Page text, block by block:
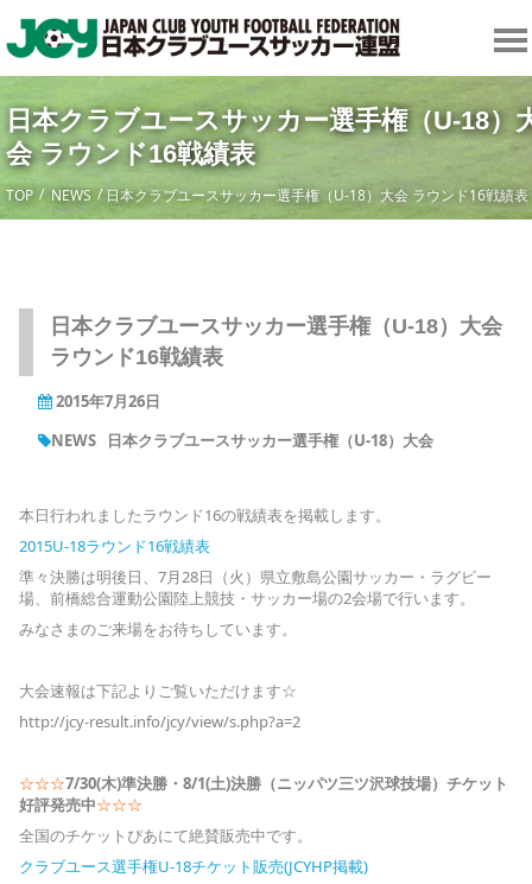
日本クラブユースサッカー選手権（U-18）
会 ラウンド16戦績表
TOP NEWS 日本クラブユースサッカー選手権（U-18）大会 ラウンド16戦績表
日本クラブユースサッカー選手権（U-18）大会
ラウンド16戦績表
2015年7月26日
NEWS
日本クラブユースサッカー選手権（U-18）大会
本日行われましたラウンド16の戦績表を掲載します。
2015U-18ラウンド16戦績表
準々決勝は明後日、7月28日（火）県立敷島公園サッカー・ラグビー
場、前橋総合運動公園陸上競技・サッカー場の2会場で行います。
みなさまのご来場をお待ちしています。
大会速報は下記よりご覧いただけます☆
http://jcy-result.info/jcy/view/s.php?a=2
☆☆☆7/30(木)準決勝・8/1(土)決勝（ニッパツ三ツ沢球技場）チケット
好評発売中☆☆☆
全国のチケットぴあにて絶賛販売中です。
クラブユース選手権U-18チケット販売(JCYHP掲載)